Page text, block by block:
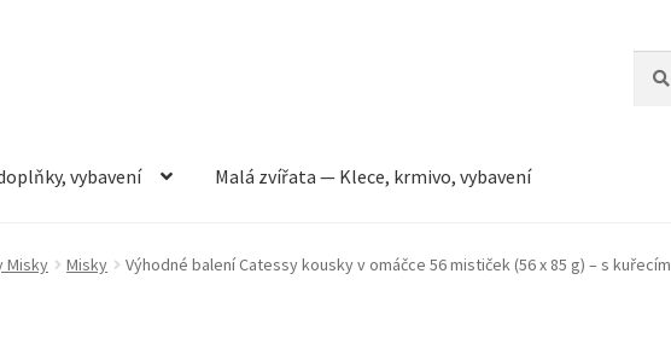
vybavení Malá zvířata — Klece, krmivo, vybavení
vybavení Můj účet Obchod Pokladna Vše pro kočky
Misky Misky Výhodné balení Catessy kousky v omáčce 56 mističek (56 x 85 g) – s kuřecím